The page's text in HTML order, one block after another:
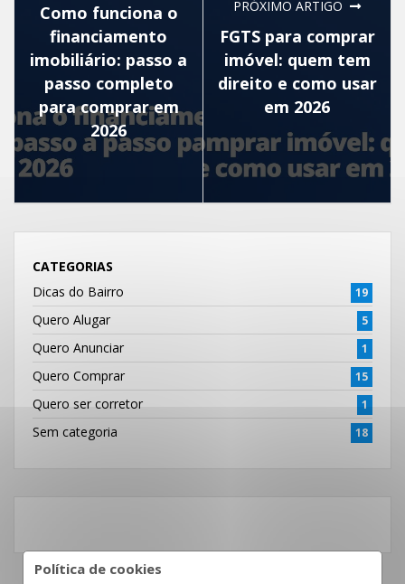
Política de cookies
Como funciona o
financiamento
imobiliário: passo a
passo completo
para comprar em
2026
PRÓXIMO ARTIGO
FGTS para comprar
imóvel: quem tem
direito e como usar
em 2026
CATEGORIAS
Dicas do Bairro
19
Quero Alugar 5
Quero Anunciar 1
Quero Comprar 15
Quero ser corretor 1
Sem categoria 18